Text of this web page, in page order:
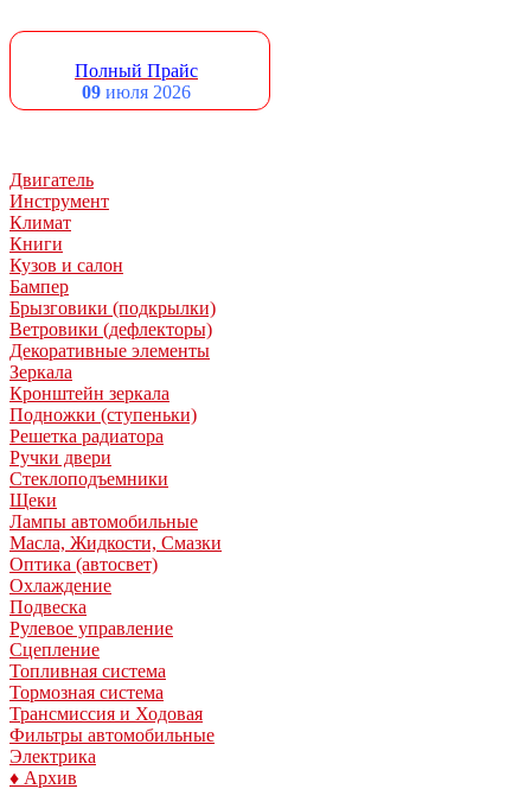
Полный Прайс
09 июля 2026
Двигатель
Инструмент
Климат
Книги
Кузов и салон
Бампер
Брызговики (подкрылки)
Ветровики (дефлекторы)
Декоративные элементы
Зеркала
Кронштейн зеркала
Подножки (ступеньки)
Решетка радиатора
Ручки двери
Стеклоподъемники
Щеки
Лампы автомобильные
Масла, Жидкости, Смазки
Оптика (автосвет)
Охлаждение
Подвеска
Рулевое управление
Сцепление
Топливная система
Тормозная система
Трансмиссия и Ходовая
Фильтры автомобильные
Электрика
♦ Архив